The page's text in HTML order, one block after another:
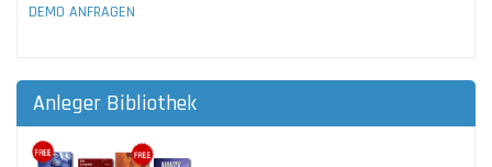
DEMO ANFRAGEN
Anleger Bibliothek